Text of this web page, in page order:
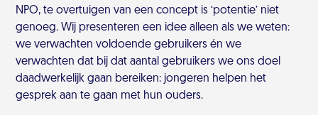
NPO, te overtuigen van een concept is ‘potentie’ niet
genoeg. Wij presenteren een idee alleen als we weten:
we verwachten voldoende gebruikers én we
verwachten dat bij dat aantal gebruikers we ons doel
daadwerkelijk gaan bereiken: jongeren helpen het
gesprek aan te gaan met hun ouders.